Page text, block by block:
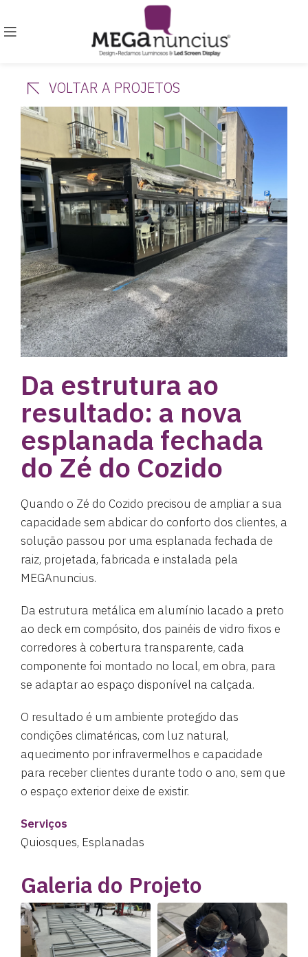
VOLTAR A PROJETOS
Da estrutura ao
resultado: a nova
esplanada fechada
do Zé do Cozido
Quando o Zé do Cozido precisou de ampliar a sua
capacidade sem abdicar do conforto dos clientes, a
solução passou por uma esplanada fechada de
raiz, projetada, fabricada e instalada pela
MEGAnuncius.
Da estrutura metálica em alumínio lacado a preto
ao deck em compósito, dos painéis de vidro fixos e
corredores à cobertura transparente, cada
componente foi montado no local, em obra, para
se adaptar ao espaço disponível na calçada.
O resultado é um ambiente protegido das
condições climatéricas, com luz natural,
aquecimento por infravermelhos e capacidade
para receber clientes durante todo o ano, sem que
o espaço exterior deixe de existir.
Serviços
Quiosques, Esplanadas
Galeria do Projeto